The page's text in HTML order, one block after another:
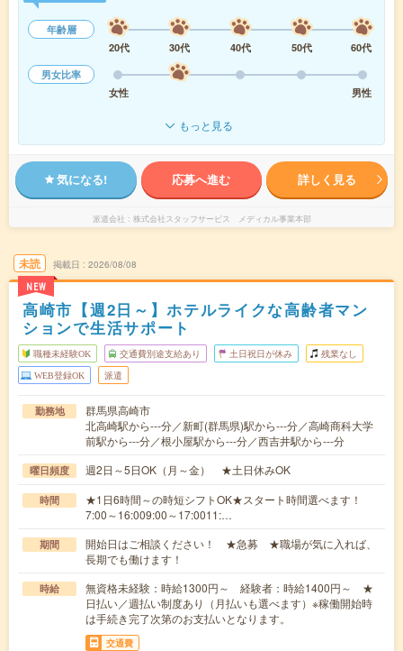
年齢層
20代
30代 40代 50代
60代
男女比率
女性
男性
もっと見る
気になる! 応募へ進む 詳しく見る
派遣会社 株式会社スタッフサービス メディカル事業本部
未読
NEW
掲載日 2026/08/08
高崎市【週2日～】ホテルライクな高齢者マン
ションで生活サポート
職種未経験OK 交通費別途支給あり 土日祝日が休み 残業なし
WEB登録OK 派遣
勤務地
群馬県高崎市
北高崎駅から---分／新町(群馬県)駅から---分／高崎商科大学
前駅から---分／根小屋駅から---分／西吉井駅から---分
曜日頻度 週2日～5日OK（月～金） ★土日休みOK
時間
★1日6時間～の時短シフトOK★スタート時間選べます！
7:00～16:009:00～17:0011:…
期間
開始日はご相談ください！ ★急募 ★職場が気に入れば、
長期でも働けます！
時給
無資格未経験：時給1300円～ 経験者：時給1400円～ ★
日払い／週払い制度あり（月払いも選べます）※稼働開始時
は手続き完了次第のお支払いとなります。
交通費